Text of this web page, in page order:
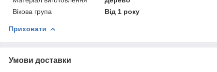
Вікова група
Від 1 року
Приховати
Умови доставки